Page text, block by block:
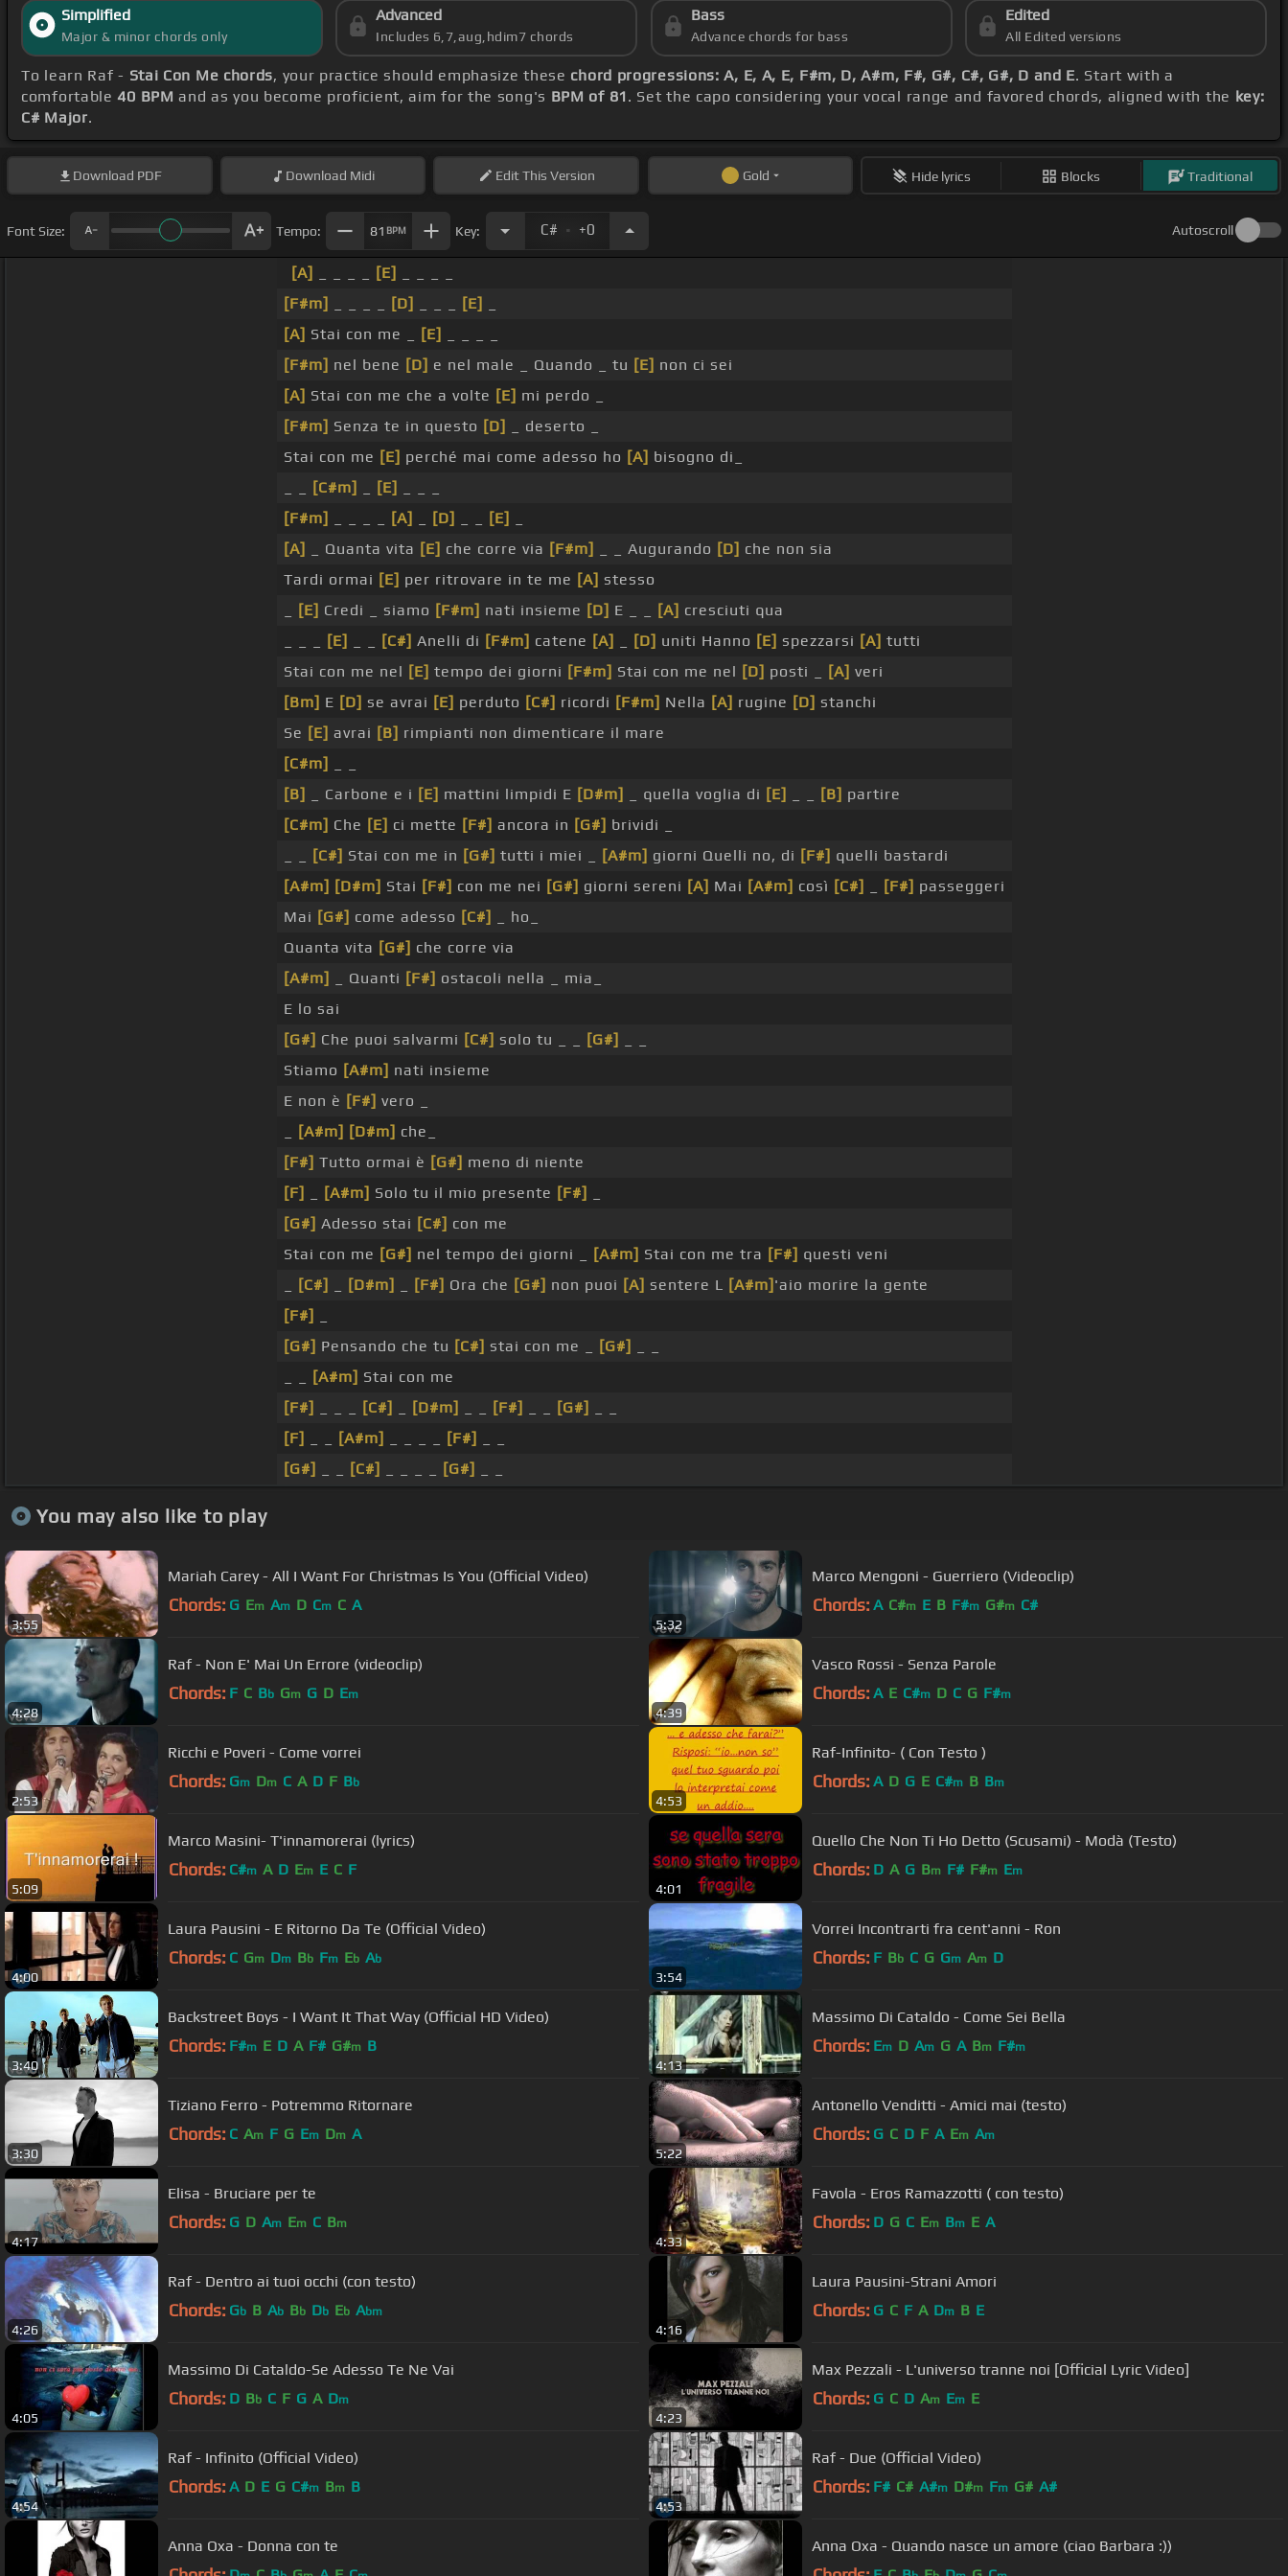
Simplified
Major & minor chords only
Advanced
Includes 6,7,aug,hdim7 chords
Bass
Advance chords for bass
Edited
All Edited versions
To learn Raf - Stai Con Me chords, your practice should emphasize these chord progressions: A, E, A, E, F#m, D, A#m, F#, G#, C#, G#, D and E. Start with a
comfortable40 BPM and as you become proficient, aim for the song's BPM of 81 . Set the capo considering your vocal range and favored chords, aligned with the key:
C# Major.
Download PDF Download Midi EditThis Version Gold Hide lyrics Blocks Traditional
Font Size: Tempo: 81 BPM Key: C# . +0 Autoscroll
[A] [E]
[F#m]
[D] [E]
[A] Stai con me _ [E]
[F#m] nel bene [D] e nel male _ Quando _ tu [E] non ci sei
[A] Stai con me che a volte [E] mi perdo _
[F#m] Senza te in questo [D]
_ deserto _
Stai con me [E] perché mai come adesso ho [A] bisogno di_
[C#m] [E]
[F#m]
[A] [D] [E]
[A]
_ Quanta vita [E] che corre via [F#m] _ _ Augurando [D] che non sia
Tardi ormai [E] per ritrovare in te me [A] stesso
[E] Credi _ siamo [F#m] nati insieme [D] E _ _ [A] cresciuti qua
[E] [C#] Anelli di [F#m] catene [A] [D] uniti Hanno [E] spezzarsi [A] tutti
Stai con me nel [E] tempo dei giorni [F#m] Stai con me nel [D] posti _ [A] veri
[Bm] E [D] se avrai [E] perduto [C#] ricordi [F#m] Nella [A] rugine [D] stanchi
Se [E] avrai [B] rimpianti non dimenticare il mare
[C#m]
[B]
_ Carbone e i [E] mattini limpidi E [D#m] _ quella voglia di [E] [B] partire
[C#m] Che [E] ci mette [F#] ancora in [G#] brividi _
[C#] Stai con me in [G#] tutti i miei _ [A#m] giorni Quelli no, di [F#] quelli bastardi
[A#m] [D#m] Stai [F#] con me nei [G#] giorni sereni [A] Mai [A#m] così [C#] [F#] passeggeri
Mai [G#] come adesso [C#]
_ ho_
Quanta vita [G#] che corre via
[A#m]
_ Quanti [F#] ostacoli nella _ mia_
E lo sai
[G#] Che puoi salvarmi [C#] solo tu _ _ [G#]
Stiamo [A#m] nati insieme
E non è [F#] vero _
[A#m] [D#m] che_
[F#] Tutto ormai è [G#] meno di niente
[F]
[A#m] Solo tu il mio presente [F#]
[G#] Adesso stai [C#] con me
Stai con me [G#] nel tempo dei giorni _ [A#m] Stai con me tra [F#] questi veni
[C#] [D#m] [F#] Ora che [G#] non puoi [A] sentere L [A#m] 'aio morire la gente
[F#]
[G#] Pensando che tu [C#] stai con me _ [G#]
[A#m] Stai con me
[F#]
[C#] [D#m] [F#] [G#]
[F]
[A#m] [F#]
[G#]
[C#] [G#]
You may also like to play
3:55
Mariah Carey - All I Want For Christmas Is You (Official Video)
Chords: G Em Am D Cm C A
5:32
Marco Mengoni - Guerriero (Videoclip)
Chords: A C#m E B F#m G#m C#
4:28
Raf - Non E' Mai Un Errore (videoclip)
Chords: F C Bb Gm G D Em
4:39
Vasco Rossi - Senza Parole
Chords: A E C#m D C G F#m
2:53
Ricchi e Poveri - Come vorrei
Chords: Gm Dm C A D F Bb
4:53
Raf-Infinito- ( Con Testo )
Chords: A D G E C#m B Bm
5:09
Marco Masini- T'innamorerai (lyrics)
Chords: C#m A D Em E C F
4:01
Quello Che Non Ti Ho Detto (Scusami) - Modà (Testo)
Chords: D A G Bm F# F#m Em
4:00
Laura Pausini - E Ritorno Da Te (Official Video)
Chords: C Gm Dm Bb Fm Eb Ab
3:54
Vorrei Incontrarti fra cent'anni - Ron
Chords: F Bb C G Gm Am D
3:40
Backstreet Boys - I Want It That Way (Official HD Video)
Chords: F#m E D A F# G#m B
4:13
Massimo Di Cataldo - Come Sei Bella
Chords: Em D Am G A Bm F#m
3:30
Tiziano Ferro - Potremmo Ritornare
Chords: C Am F G Em Dm A
5:22
Antonello Venditti - Amici mai (testo)
Chords: G C D F A Em Am
4:17
Elisa - Bruciare per te
Chords: G D Am Em C Bm
4:33
Favola - Eros Ramazzotti ( con testo)
Chords: D G C Em Bm E A
4:26
Raf - Dentro ai tuoi occhi (con testo)
Chords: Gb B Ab Bb Db Eb Abm
4:16
Laura Pausini-Strani Amori
Chords: G C F A Dm B E
4:05
Massimo Di Cataldo-Se Adesso Te Ne Vai
Chords: D Bb C F G A Dm
4:23
Max Pezzali - L'universo tranne noi [Official Lyric Video]
Chords: G C D Am Em E
4:54
Raf - Infinito (Official Video)
Chords: A D E G C#m Bm B
4:53
Raf - Due (Official Video)
Chords: F# C# A#m D#m Fm G# A#
Anna Oxa - Donna con te Anna Oxa - Quando nasce un amore (ciao Barbara :))